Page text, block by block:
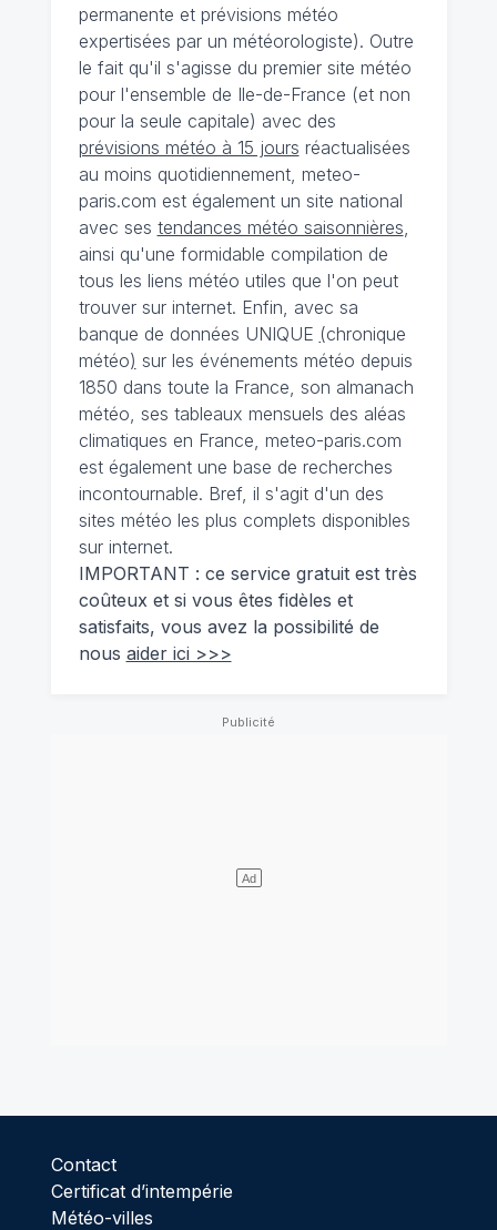
permanente et prévisions météo
expertisées par un météorologiste). Outre
le fait qu'il s'agisse du premier site météo
pour l'ensemble de Ile-de-France (et non
pour la seule capitale) avec des
prévisions météo à 15 jours réactualisées
au moins quotidiennement, meteo-
paris.com est également un site national
avec ses tendances météo saisonnières
ainsi qu'une formidable compilation de
tous les liens météo utiles que l'on peut
trouver sur internet. Enfin, avec sa
banque de données UNIQUE (chronique
météo) sur les événements météo depuis
1850 dans toute la France, son almanach
météo, ses tableaux mensuels des aléas
climatiques en France, meteo-paris.com
est également une base de recherches
incontournable. Bref, il s'agit d'un des
sites météo les plus complets disponibles
sur internet.
IMPORTANT : ce service gratuit est très
coûteux et si vous êtes fidèles et
satisfaits, vous avez la possibilité de
nous aider ici >>>
Contact
Certificat d’intempérie
Météo-villes